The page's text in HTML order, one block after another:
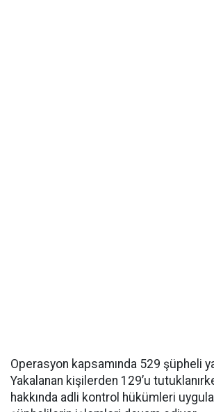
Operasyon kapsamında 529 şüpheli
Yakalanan kişilerden 129’u
hakkında adli kontrol hükümleri